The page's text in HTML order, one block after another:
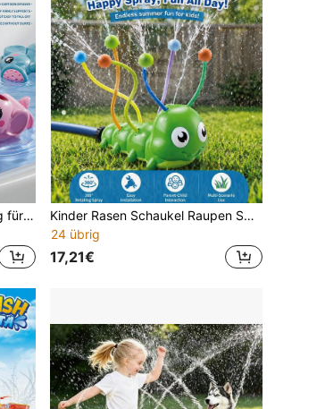
1 Stück Badewannenspielzeug für Kinder, Elefant Schildkröte Vorschule Neugeborenen Baby Badewanne Wasserspielzeug, robustes interaktives mehrfarbiges Säuglingsspielzeug, Aufzieh-Spritzspielzeug, süßer Delfin, 3 starke Saugnäpfe
Kinder Rasen Schaukel Raupen Sprinkler Spielzeug, Garten Wasserspiel für den Hof, interaktives Spielzeug für Jungen und Mädchen ab 3 Jahren, Geburtstagsgeschenk
24 übrig
17,21€